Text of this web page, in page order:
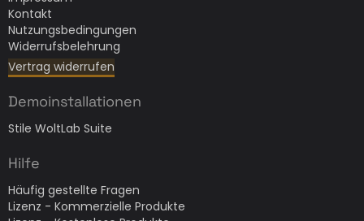
Kontakt
Nutzungsbedingungen
Widerrufsbelehrung
Vertrag widerrufen
Demoinstallationen
Stile WoltLab Suite
Hilfe
Häufig gestellte Fragen
Lizenz - Kommerzielle Produkte